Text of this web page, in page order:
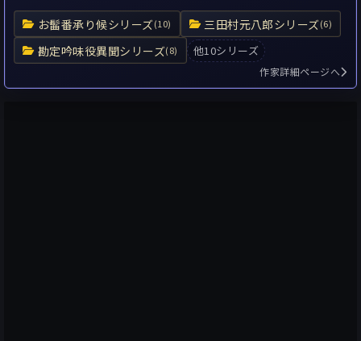
お髷番承り候シリーズ(10) 三田村元八郎シリーズ(6)
勘定吟味役異聞シリーズ(8) 他10シリーズ
作家詳細ページへ